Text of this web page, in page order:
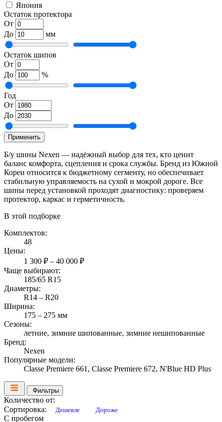
Япония
Остаток протектора
От
До
мм
Остаток шипов
От
До
%
Год
От
До
Применить
Б/у шины Nexen — надёжный выбор для тех, кто ценит
баланс комфорта, сцепления и срока службы. Бренд из Южной
Кореи относится к бюджетному сегменту, но обеспечивает
стабильную управляемость на сухой и мокрой дороге. Все
шины перед установкой проходят диагностику: проверяем
протектор, каркас и герметичность.
В этой подборке
Комплектов:
48
Цены:
1 300 ₽ – 40 000 ₽
Чаще выбирают:
185/65 R15
Диаметры:
R14 – R20
Ширина:
175 – 275 мм
Сезоны:
летние, зимние шипованные, зимние нешипованные
Бренд:
Nexen
Популярные модели:
Classe Premiere 661, Classe Premiere 672, N'Blue HD Plus
Фильтры
Количество от:
Сортировка:
Дешевле Дороже
С пробегом